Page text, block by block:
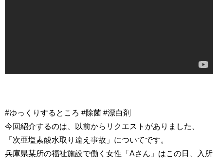
#ゆっくりするところ #除菌 #漂白剤
今回紹介するのは、以前からリクエストがありました、
「次亜塩素酸水取り違え事故」についてです。
兵庫県某所の福祉施設で働く女性「Aさん」はこの日、入所